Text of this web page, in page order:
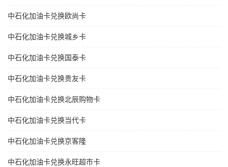
中石化加油卡兑换欧尚卡
中石化加油卡兑换城乡卡
中石化加油卡兑换国泰卡
中石化加油卡兑换贵友卡
中石化加油卡兑换北辰购物卡
中石化加油卡兑换当代卡
中石化加油卡兑换京客隆
中石化加油卡兑换永旺超市卡